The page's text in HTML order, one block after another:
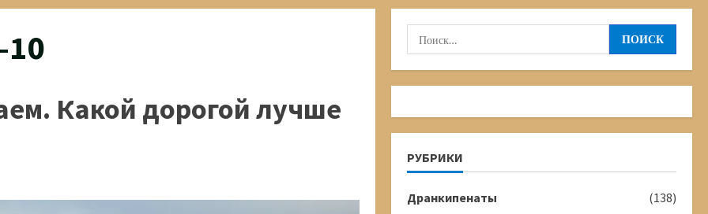
Какой дорогой лучше
Найти:
РУБРИКИ
Дранкипенаты
(138)